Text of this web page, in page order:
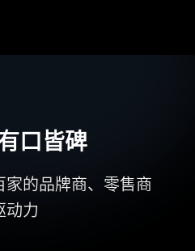
口皆碑
家的品牌商、零售商
动力
活
的
品
研
化